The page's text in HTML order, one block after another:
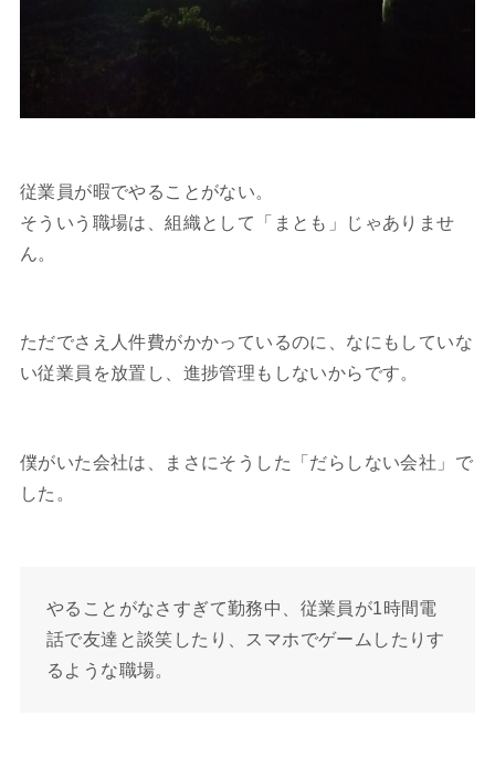
従業員が暇でやることがない。
そういう職場は、組織として「まとも」じゃありませ
ん。
ただでさえ人件費がかかっているのに、なにもしていな
い従業員を放置し、進捗管理もしないからです。
僕がいた会社は、まさにそうした「だらしない会社」で
した。
やることがなさすぎて勤務中、従業員が1時間電
話で友達と談笑したり、スマホでゲームしたりす
るような職場。